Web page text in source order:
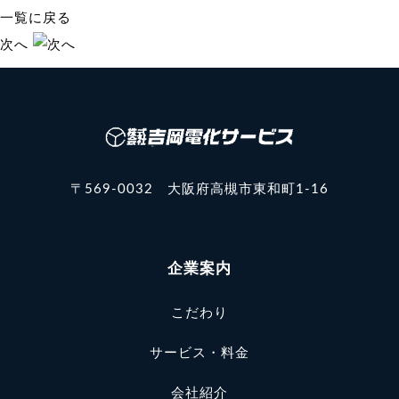
一覧に戻る
次へ
〒569-0032 大阪府高槻市東和町1-16
企業案内
こだわり
サービス・料金
会社紹介